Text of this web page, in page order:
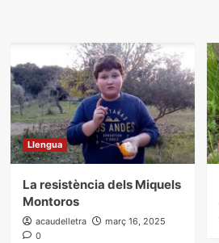
Llengua
La resistència dels Miquels
Montoros
acaudelletra
març 16, 2025
0